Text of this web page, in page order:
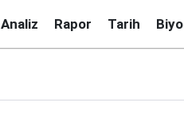
Analiz Rapor Tarih